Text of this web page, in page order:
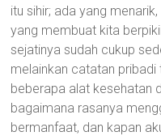
itu sihir; ada yang
yang membuat kita
sejatinya sudah cukup
melainkan catatan
beberapa alat kesehatan
bagaimana rasanya
bermanfaat, dan kapan